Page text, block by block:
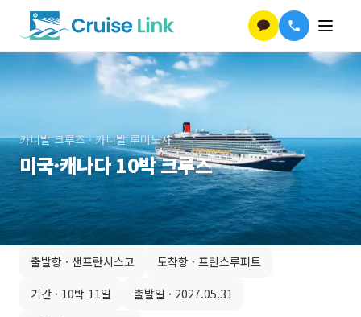
카니발 크루즈·카니발 루미노사
미국·캐나다 10박 크루즈
출발항 · 샌프란시스코 도착항 · 프린스루퍼트
기간 · 10박 11일 출발일 · 2027.05.31